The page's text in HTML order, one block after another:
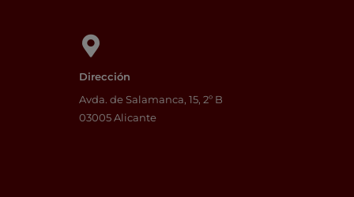
Dirección
Avda. de Salamanca, 15, 2º B
03005 Alicante